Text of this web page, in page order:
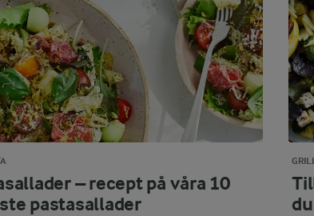
– recept på våra 10
pastasallader